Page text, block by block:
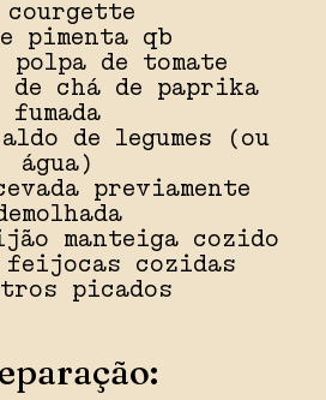
courgette
pimenta qb
polpa de tomate
chá de paprika
fumada
de legumes (ou
água)
previamente
manteiga cozido
feijocas cozidas
picados